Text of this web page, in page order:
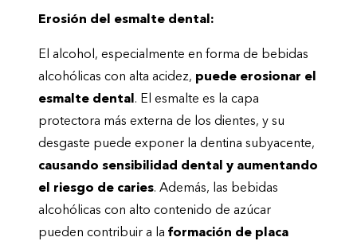
Erosión del esmalte dental:
El alcohol, especialmente en forma de bebidas
alcohólicas con alta acidez, puede erosionar el
esmalte dental . El esmalte es la capa
protectora más externa de los dientes, y su
desgaste puede exponer la dentina subyacente,
causando sensibilidad dental y aumentando
el riesgo de caries. Además, las bebidas
alcohólicas con alto contenido de azúcar
pueden contribuir a la formación de placa